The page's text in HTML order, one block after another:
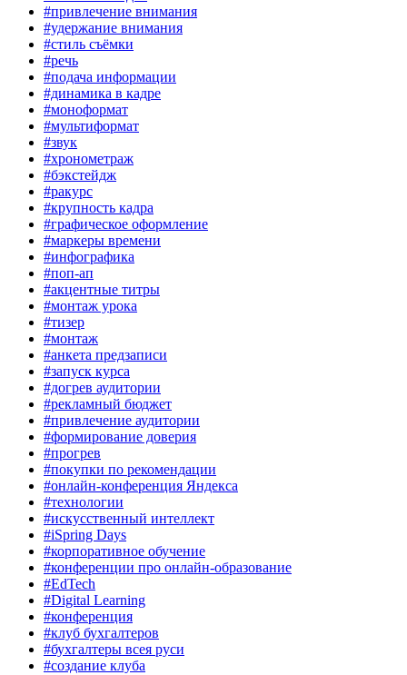
#привлечение внимания
#удержание внимания
#стиль съёмки
#речь
#подача информации
#динамика в кадре
#моноформат
#мультиформат
#звук
#хронометраж
#бэкстейдж
#ракурс
#крупность кадра
#графическое оформление
#маркеры времени
#инфографика
#поп-ап
#акцентные титры
#монтаж урока
#тизер
#монтаж
#анкета предзаписи
#запуск курса
#догрев аудитории
#рекламный бюджет
#привлечение аудитории
#формирование доверия
#прогрев
#покупки по рекомендации
#онлайн-конференция Яндекса
#технологии
#искусственный интеллект
#iSpring Days
#корпоративное обучение
#конференции про онлайн-образование
#EdTech
#Digital Learning
#конференция
#клуб бухгалтеров
#бухгалтеры всея руси
#создание клуба